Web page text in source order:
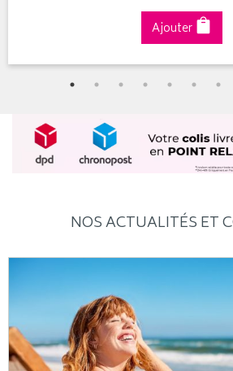
Ajouter
NOS ACTUALITÉS ET